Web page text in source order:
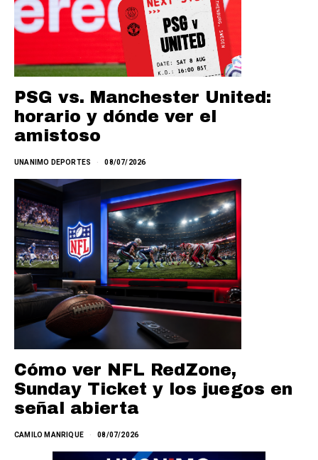
PSG vs. Manchester United:
horario y dónde ver el
amistoso
UNANIMO DEPORTES 08/07/2026
Cómo ver NFL RedZone,
Sunday Ticket y los juegos en
señal abierta
CAMILO MANRIQUE 08/07/2026